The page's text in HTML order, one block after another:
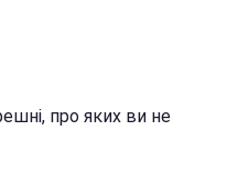
про яких ви не